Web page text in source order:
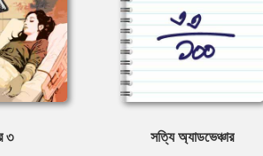
৩ সত্যি অ্যাডভেঞ্চার